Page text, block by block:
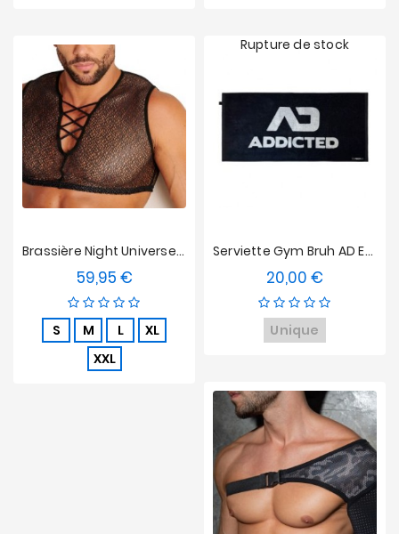
Brassière Night Universe WOH
59,95 €Prix
S M L
XL
XXL
Serviette Gym Bruh AD Edition Limitée
20,00 €
Unique
Rupture de stock